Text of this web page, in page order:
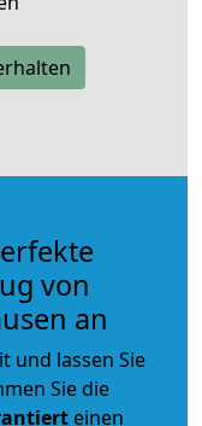
von
an
und lassen Sie
Sie die
einen